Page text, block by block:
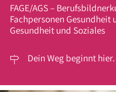
FAGE/AGS –
Fachpersonen Gesundheit
Gesundheit und Soziales
 Dein Weg beginnt hier.